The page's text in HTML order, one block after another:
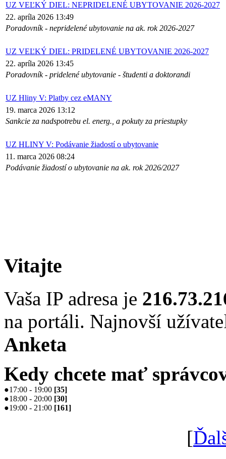
UZ VEĽKÝ DIEL: NEPRIDELENÉ UBYTOVANIE 2026-2027
22. apríla 2026 13:49
Poradovník - nepridelené ubytovanie na ak. rok 2026-2027
UZ VEĽKÝ DIEL: PRIDELENÉ UBYTOVANIE 2026-2027
22. apríla 2026 13:45
Poradovník - pridelené ubytovanie - študenti a doktorandi
UZ Hliny V: Platby cez eMANY
19. marca 2026 13:12
Sankcie za nadspotrebu el. energ., a pokuty za priestupky
UZ HLINY V: Podávanie žiadostí o ubytovanie
11. marca 2026 08:24
Podávanie žiadostí o ubytovanie na ak. rok 2026/2027
Vitajte
Vaša IP adresa je
na portáli. Najnovší
Anketa
Kedy chcete mať
●17:00 - 19:00 [35]
●18:00 - 20:00 [30]
●19:00 - 21:00 [161]
[